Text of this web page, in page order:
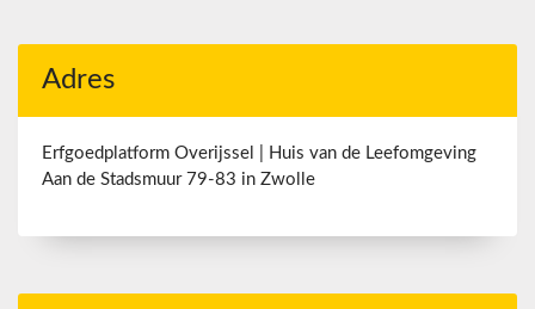
Adres
Erfgoedplatform Overijssel | Huis van de Leefomgeving
Aan de Stadsmuur 79-83 in Zwolle